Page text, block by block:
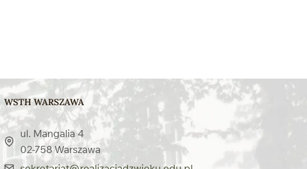
WSTH WARSZAWA
ul. Mangalia 4
02-758 Warszawa